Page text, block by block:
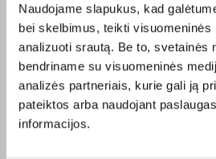
Naudojame slapukus, kad
bei skelbimus, teikti
analizuoti srautą. Be to, svetainės
bendriname su visuomeninės
analizės partneriais, kurie gali ją
pateiktos arba naudojant
informacijos.
informaciją ir prekės aprašymą, kad
ir apgalvotą sprendimą.
Palyginkite Revox prekes BIGBOX.LT
variantą internetu.
DUK